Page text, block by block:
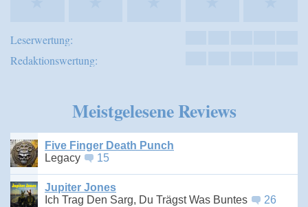
Leserwertung:
Redaktionswertung:
Meistgelesene Reviews
Five Finger Death Punch
Legacy
15
Jupiter Jones
Ich Trag Den Sarg, Du Trägst Was Buntes
26